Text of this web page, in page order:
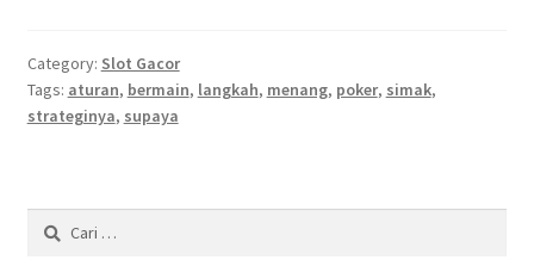
Category: Slot Gacor
Tags: aturan, bermain, langkah, menang, poker, simak,
strateginya, supaya
Cari
untuk: